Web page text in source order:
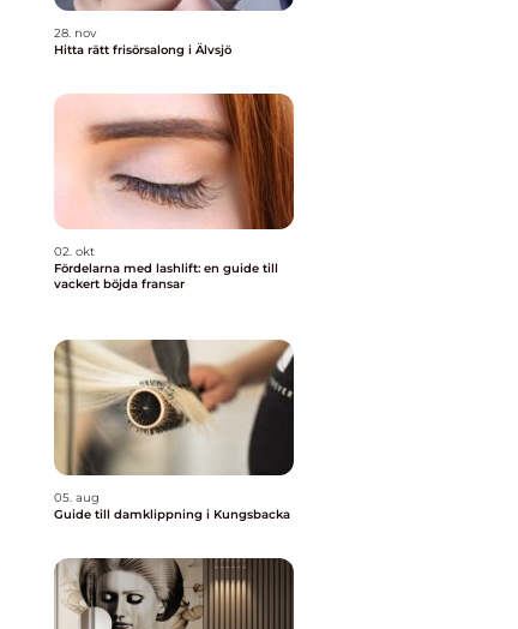
28. nov
Hitta rätt frisörsalong i Älvsjö
02. okt
Fördelarna med lashlift: en guide till
vackert böjda fransar
05. aug
Guide till damklippning i Kungsbacka